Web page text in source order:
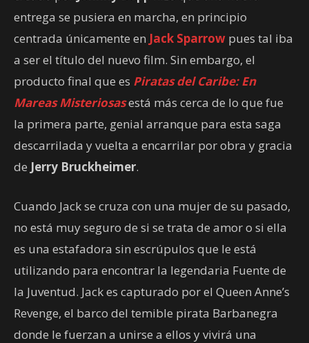
entrega se pusiera en marcha, en principio
centrada únicamente en Jack Sparrow pues tal iba
a ser el título del nuevo film. Sin embargo, el
producto final que es PiratasdelCaribe: En
MareasMisteriosasestá más cerca de lo que fue
la primera parte, genial arranque para esta saga
descarrilada y vuelta a encarrilar por obra y gracia
de Jerry Bruckheimer.
Cuando Jack se cruza con una mujer de su pasado,
no está muy seguro de si se trata de amor o si ella
es una estafadora sin escrúpulos que le está
utilizando para encontrar la legendaria Fuente de
la Juventud. Jack es capturado por el Queen Anne’s
Revenge, el barco del temible pirata Barbanegra
donde le fuerzan a unirse a ellos y vivirá una